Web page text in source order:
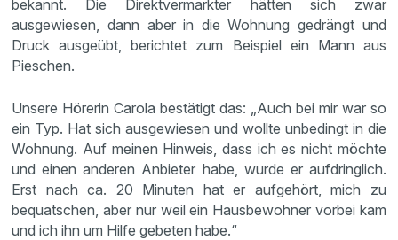
bekannt. Die Direktvermarkter hätten sich zwar
ausgewiesen, dann aber in die Wohnung gedrängt und
Druck ausgeübt, berichtet zum Beispiel ein Mann aus
Pieschen.
Unsere Hörerin Carola bestätigt das: „Auch bei mir war so
ein Typ. Hat sich ausgewiesen und wollte unbedingt in die
Wohnung. Auf meinen Hinweis, dass ich es nicht möchte
und einen anderen Anbieter habe, wurde er aufdringlich.
Erst nach ca. 20 Minuten hat er aufgehört, mich zu
bequatschen, aber nur weil ein Hausbewohner vorbei kam
und ich ihn um Hilfe gebeten habe.“